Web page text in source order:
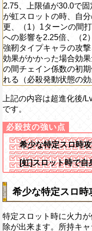
2.75、上限値が30.0で
が虹スロットの時、自
更、（1）1ターンの間
への影響を2.25倍、（2
強靭タイプキャラの攻
効果がかかった場合効
の間チェイン係数の初
れる（必殺発動状態の効
上記の内容は超進化後/
です。
希少な特定スロ時
[虹]スロット時で自
希少な特定スロ時
特定スロット時に火力
除が出来ます。所持キ